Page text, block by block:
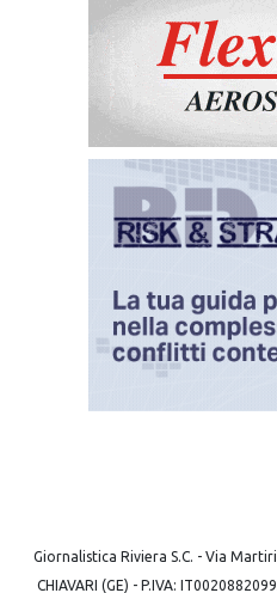
Giornalistica Riviera S.C. - Via
CHIAVARI (GE) - P.IVA: